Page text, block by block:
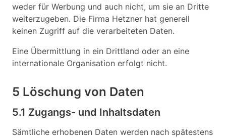
weder für Werbung und auch nicht, um sie an Dritte
weiterzugeben. Die Firma Hetzner hat generell
keinen Zugriff auf die verarbeiteten Daten.
Eine Übermittlung in ein Drittland oder an eine
internationale Organisation erfolgt nicht.
5 Löschung von Daten
5.1 Zugangs- und Inhaltsdaten
Sämtliche erhobenen Daten werden nach spätestens